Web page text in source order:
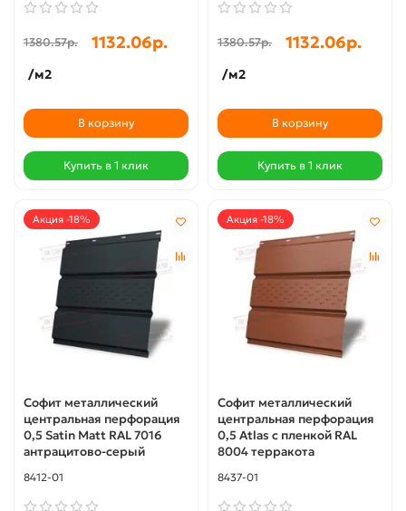
1380.57р. 1132.06р.
/м2
В корзину
Купить в 1 клик
1380.57р. 1132.06р.
/м2
В корзину
Купить в 1 клик
Акция -18%
Софит металлический
центральная перфорация
0,5 Satin Мatt RAL 7016
антрацитово-серый
8412-01
Акция -18%
Софит металлический
центральная перфорация
0,5 Atlas с пленкой RAL
8004 терракота
8437-01